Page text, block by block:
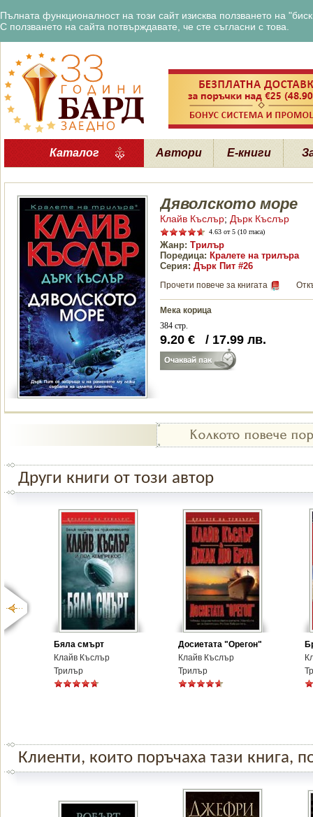
Пълната функционалност на този сайт изисква ползването на
С ползването на сайта потвърждавате, че сте съгласни с това.
Каталог Автори Е-книги
Дяволското море
Клайв Къслър; Дърк Къслър
4.63 от 5 (10 гласа)
Жанр: Трилър
Поредица: Кралете на трилъра
Серия: Дърк Пит #26
Прочети повече за книгата
Мека корица
384 стр.
9.20 € / 17.99 лв.
Други книги от този автор
Бяла смърт
Клайв Къслър
Трилър
Досиетата "Орегон"
Клайв Къслър
Трилър
Клиенти, които поръчаха тази книга,